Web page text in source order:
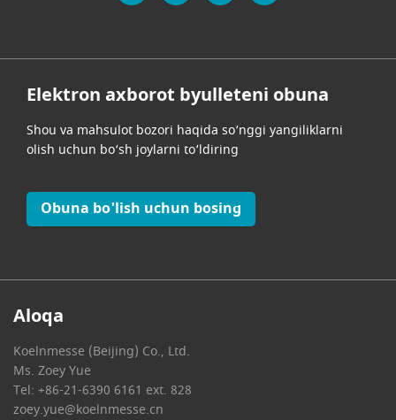
Elektron axborot byulleteni obuna
Shou va mahsulot bozori haqida so‘nggi yangiliklarni
olish uchun bo‘sh joylarni to‘ldiring
Obuna bo'lish uchun bosing
Aloqa
Koelnmesse (Beijing) Co., Ltd.
Ms. Zoey Yue
Tel: +86-21-6390 6161 ext. 828
zoey.yue@koelnmesse.cn